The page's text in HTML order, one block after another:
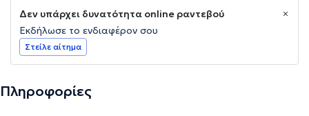
Δεν υπάρχει δυνατότητα online ραντεβού
Εκδήλωσε το ενδιαφέρον σου
Στείλε αίτημα
Πληροφορίες